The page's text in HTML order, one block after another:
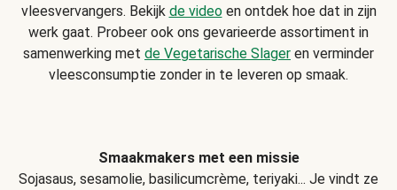
vleesvervangers. Bekijk de videoen ontdek hoe dat in zijn
werk gaat. Probeer ook ons gevarieerde assortiment in
samenwerking met de Vegetarische Slager en verminder
vleesconsumptie zonder in te leveren op smaak.
Smaakmakers met een missie
Sojasaus, sesamolie, basilicumcrème, teriyaki... Je vindt ze